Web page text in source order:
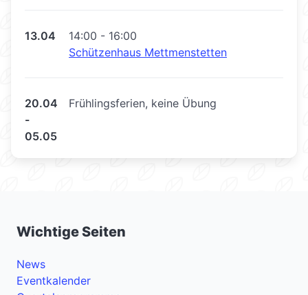
13.04
14:00 - 16:00
Schützenhaus Mettmenstetten
20.04
-
05.05
Frühlingsferien, keine Übung
Wichtige Seiten
News
Eventkalender